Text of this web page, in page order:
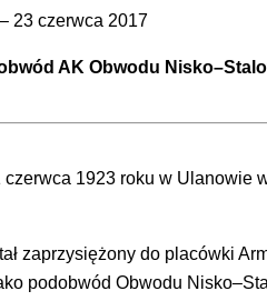
23 czerwca 2017
AK Obwodu
czerwca 1923 roku w Ulanowie
zaprzysiężony do placówki
podobwód Obwodu